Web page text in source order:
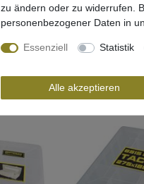
7,95 € *
In
zu ändern oder zu widerrufen.
personenbezogener Daten in
Essenziell Statistik
Alle akzeptieren